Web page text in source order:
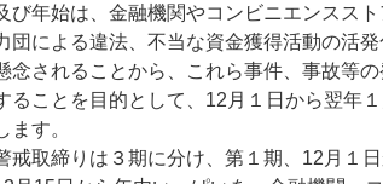
年始は、金融機関やコンビニエンスス
団による違法、不当な資金獲得活動の活
念されることから、これら事件、事故等
ることを目的として、12月１日から翌年
ます。
取締りは３期に分け、第１期、12月１